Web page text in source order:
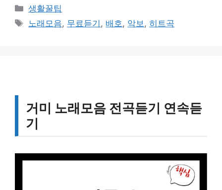
카
테
생활꿀팁
태
노래모음, 무료듣기 , 배호, 악보,히트곡
거미 노래모음 전곡듣기 연속듣
기